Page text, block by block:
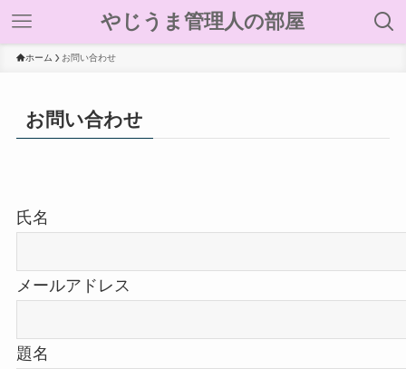
やじうま管理人の部屋
ホーム お問い合わせ
お問い合わせ
氏名
メールアドレス
題名